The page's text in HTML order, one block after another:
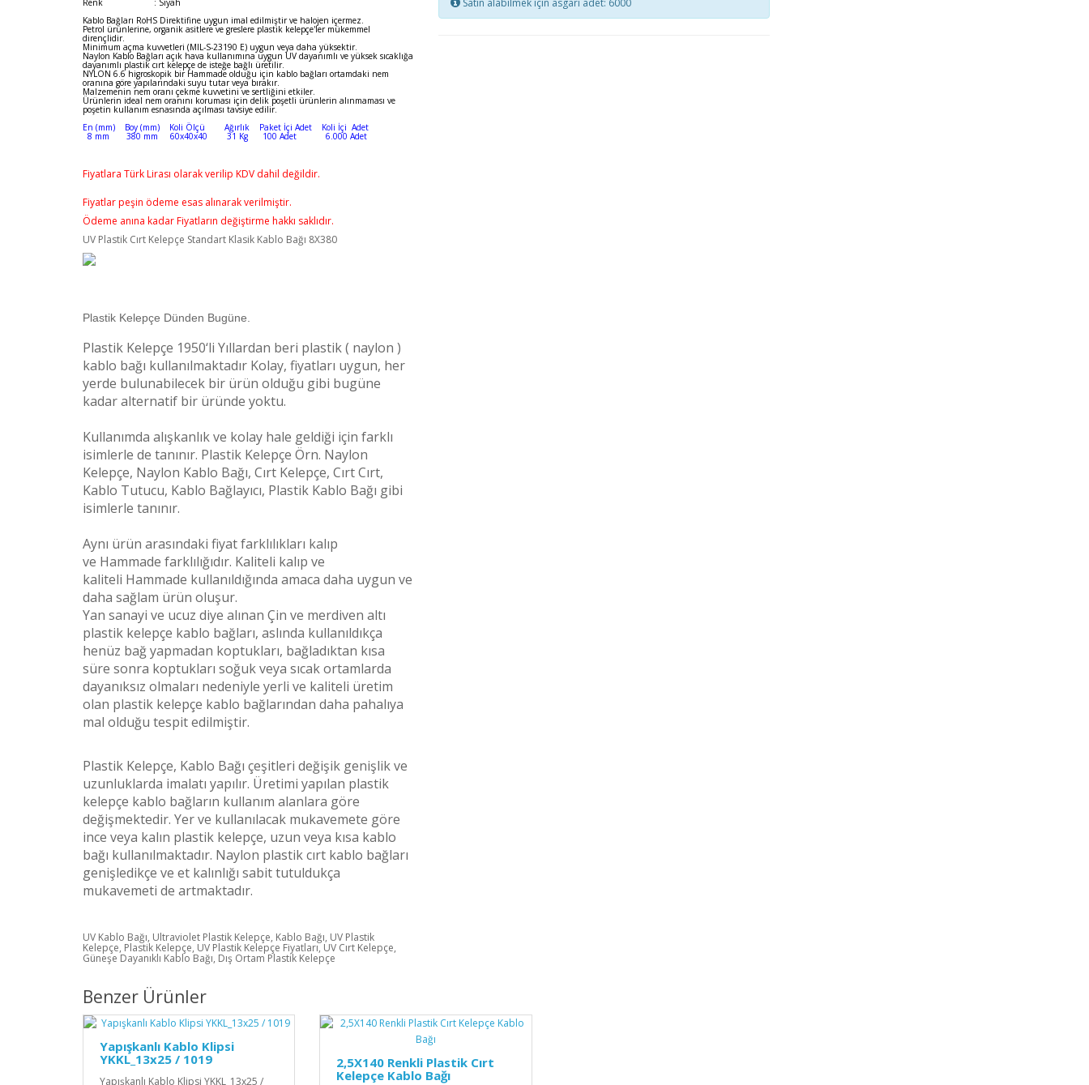
Renk : Siyah
Kablo Bağları RoHS Direktifine uygun imal edilmiştir ve halojen içermez.
Petrol ürünlerine, organik asitlere ve greslere plastik kelepçe'ler mükemmel
dirençlidir.
Minimum açma kuvvetleri (MIL-S-23190 E) uygun veya daha yüksektir.
Naylon Kablo Bağları açık hava kullanımına uygun UV dayanımlı ve yüksek sıcaklığa
dayanımlı plastik cırt kelepçe de isteğe bağlı üretilir.
NYLON 6.6 higroskopik bir Hammade olduğu için kablo bağları ortamdaki nem
oranına göre yapılarındaki suyu tutar veya bırakır.
Malzemenin nem oranı çekme kuvvetini ve sertliğini etkiler.
Ürünlerin ideal nem oranını koruması için delik poşetli ürünlerin alınmaması ve
poşetin kullanım esnasında açılması tavsiye edilir.
En (mm) Boy (mm) Koli Ölçü Ağırlık Paket İçi Adet Koli İçi Adet
8 mm 380 mm 60x40x40 31 Kg 100 Adet 6.000 Adet
Fiyatlara Türk Lirası olarak verilip KDV dahil değildir.
Fiyatlar peşin ödeme esas alınarak verilmiştir.
Ödeme anına kadar Fiyatların değiştirme hakkı saklıdır.
UV Plastik Cırt Kelepçe Standart Klasik Kablo Bağı 8X380
Plastik Kelepçe Dünden Bugüne.
Plastik Kelepçe 1950‘li Yıllardan beri plastik ( naylon )
kablo bağı kullanılmaktadır Kolay, fiyatları uygun, her
yerde bulunabilecek bir ürün olduğu gibi bugüne
kadar alternatif bir üründe yoktu.
Kullanımda alışkanlık ve kolay hale geldiği için farklı
isimlerle de tanınır. Plastik Kelepçe Örn. Naylon
Kelepçe, Naylon Kablo Bağı, Cırt Kelepçe, Cırt Cırt,
Kablo Tutucu, Kablo Bağlayıcı, Plastik Kablo Bağı gibi
isimlerle tanınır.
Aynı ürün arasındaki fiyat farklılıkları kalıp
ve Hammade farklılığıdır. Kaliteli kalıp ve
kaliteli Hammade kullanıldığında amaca daha uygun ve
daha sağlam ürün oluşur.
Yan sanayi ve ucuz diye alınan Çin ve merdiven altı
plastik kelepçe kablo bağları, aslında kullanıldıkça
henüz bağ yapmadan koptukları, bağladıktan kısa
süre sonra koptukları soğuk veya sıcak ortamlarda
dayanıksız olmaları nedeniyle yerli ve kaliteli üretim
olan plastik kelepçe kablo bağlarından daha pahalıya
mal olduğu tespit edilmiştir.
Plastik Kelepçe, Kablo Bağı çeşitleri değişik genişlik ve
uzunluklarda imalatı yapılır. Üretimi yapılan plastik
kelepçe kablo bağların kullanım alanlara göre
değişmektedir. Yer ve kullanılacak mukavemete göre
ince veya kalın plastik kelepçe, uzun veya kısa kablo
bağı kullanılmaktadır. Naylon plastik cırt kablo bağları
genişledikçe ve et kalınlığı sabit tutuldukça
mukavemeti de artmaktadır.
UV Kablo Bağı, Ultraviolet Plastik Kelepçe, Kablo Bağı, UV Plastik
Kelepçe, Plastik Kelepçe, UV Plastik Kelepçe Fiyatları, UV Cırt Kelepçe,
Güneşe Dayanıklı Kablo Bağı, Dış Ortam Plastik Kelepçe
Satın alabilmek için asgari adet: 6000
Benzer Ürünler
Yapışkanlı Kablo Klipsi
YKKL_13x25 / 1019
Yapışkanlı Kablo Klipsi YKKL_13x25 /
2,5X140 Renkli Plastik Cırt
Kelepçe Kablo Bağı